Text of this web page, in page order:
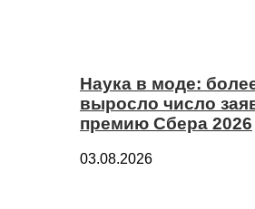
Наука в моде:
выросло число
премию Сбера 2026
03.08.2026